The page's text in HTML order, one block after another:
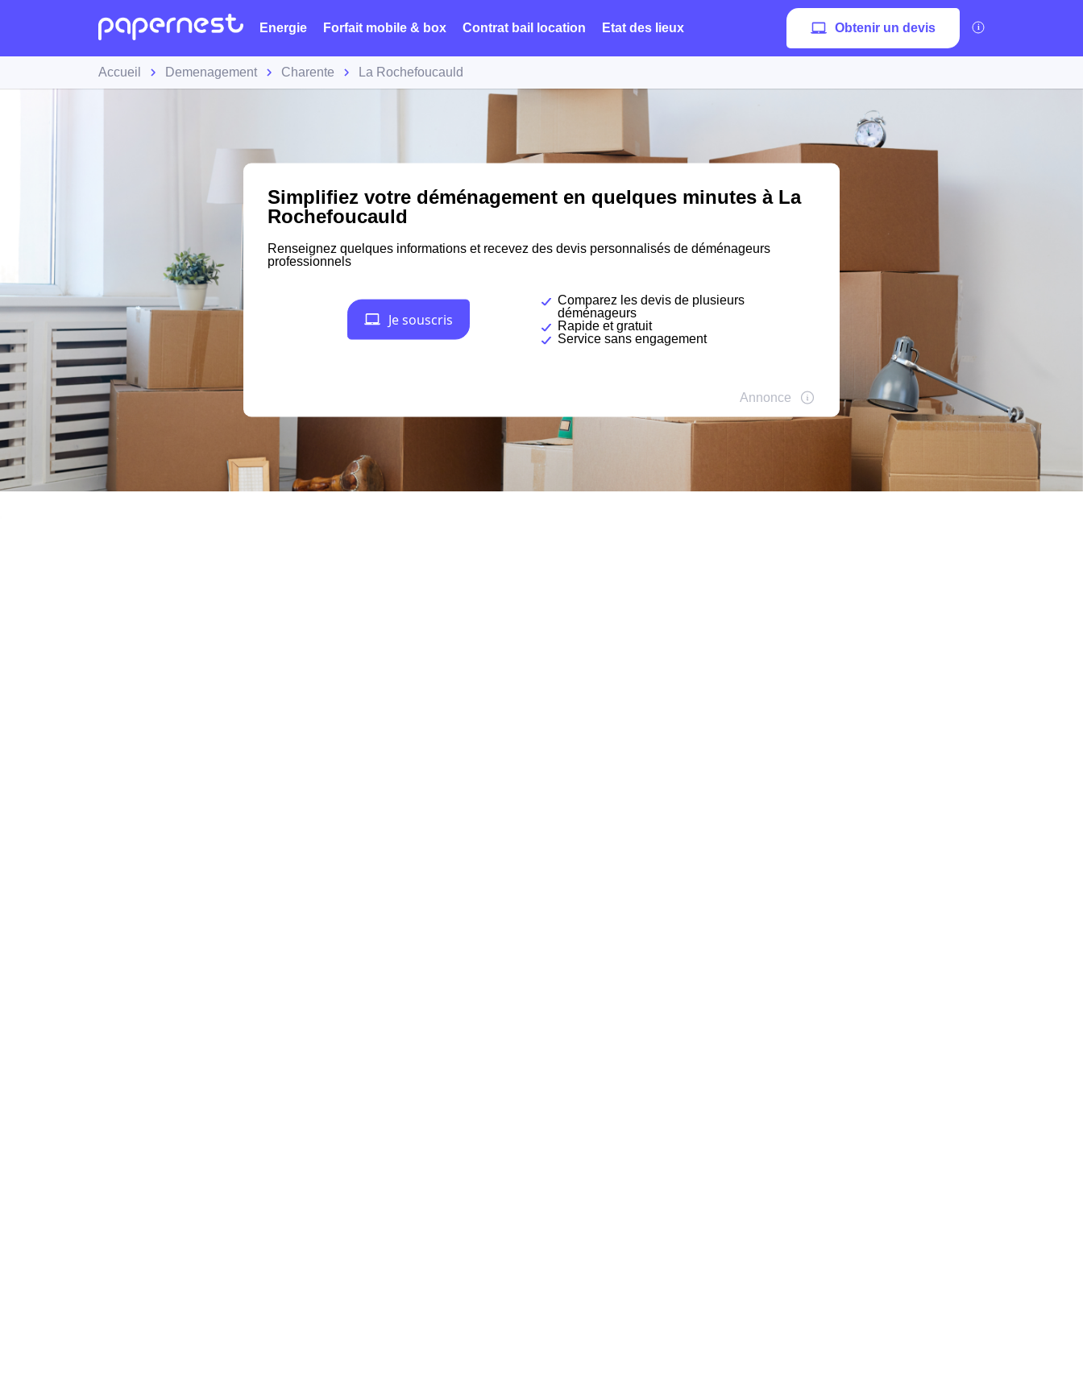
Energie Forfait mobile & box Contrat bail location Etat des lieux Obtenir un devis
Accueil Demenagement Charente La Rochefoucauld